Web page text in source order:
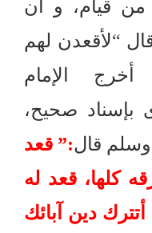
قيام، و أن
“لأقعدن لهم
أخرج الإمام
بإسناد صحيح،
وسلم قال:” قعد
كلها، قعد له
دين آبائك